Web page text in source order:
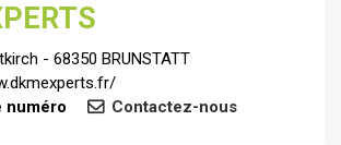
- 68350 BRUNSTATT
numéro
Contactez-nous